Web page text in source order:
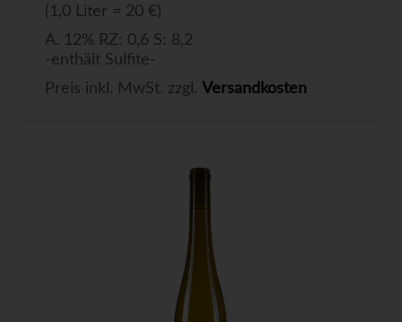
(1,0 Liter = 20 €)
A. 12% RZ: 0,6 S: 8,2
-enthält Sulfite-
Preis inkl. MwSt. zzgl. Versandkosten